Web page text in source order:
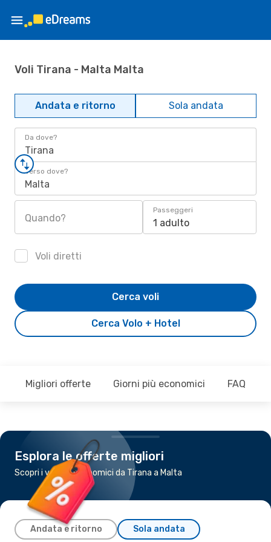
Voli Tirana - Malta Malta
Andata e ritorno Sola andata
Da dove?
Tirana
Verso dove?
Malta
Quando?
Passeggeri
1 adulto
Voli diretti
Cerca Volo + Hotel
Cerca voli
Migliori offerte Giorni più economici FAQ
Esplora le offerte migliori
Scopri i voli più economici da Tirana a Malta
Andata e ritorno Sola andata